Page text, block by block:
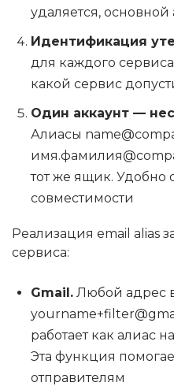
удаляется, основной
Идентификация
для каждого
какой сервис
Один аккаунт —
Алиасы
тот же ящик. Удобно
совместимости
Реализация email alias
сервиса:
Gmail. Любой адрес
работает как алиас
Эта функция
отправителям